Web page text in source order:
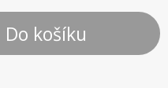
Do košíku